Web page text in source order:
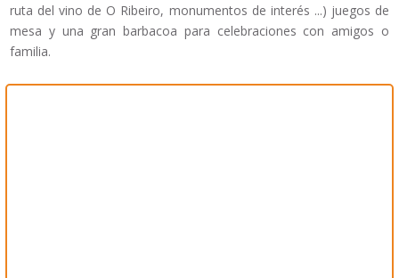
ruta del vino de O Ribeiro, monumentos de interés ...) juegos de
mesa y una gran barbacoa para celebraciones con amigos o
familia.